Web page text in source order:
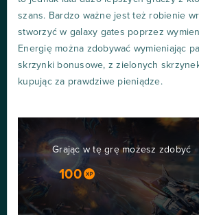
szans. Bardzo ważne jest też robienie
stworzyć w galaxy gates poprzez
Energię można zdobywać wymieniając
skrzynki bonusowe, z zielonych
kupując za prawdziwe pieniądze.
Grając w tę grę możesz zdobyć
100